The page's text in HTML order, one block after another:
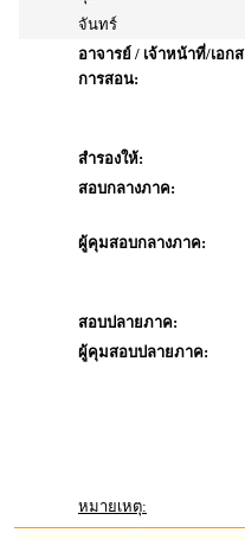
จันทร์
อาจารย์ / เจ้าหน้าที่/เอก
การสอน:
สำรองให้:
สอบกลางภาค:
ผู้คุมสอบกลางภาค:
สอบปลายภาค:
ผู้คุมสอบปลายภาค:
หมายเหตุ: